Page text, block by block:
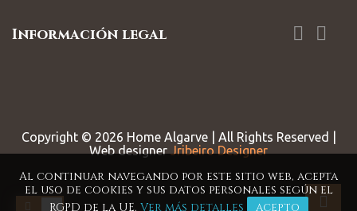
Información legal  
Al continuar navegando por este sitio web, acepta
el uso de cookies y sus datos personales según el
RGPD de la UE. Ver más detalles ACEPTO
Copyright © 2026 Home Algarve | All Rights Reserved |
Web designerJribeiro Designer